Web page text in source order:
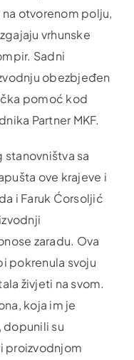
otvorenom polju,
vrhunske
Sadni
obezbjeđen
pomoć kod
Partner MKF.
sa
ove krajeve i
i Faruk Ćorsoljić
zaradu. Ova
pokrenula svoju
živjeti na svom.
koja im je
dopunili su
proizvodnjom